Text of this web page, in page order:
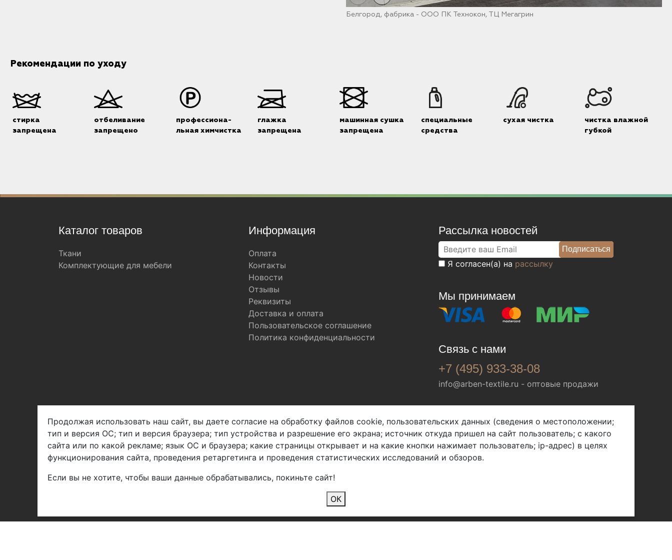
Белгород, фабрика - ООО ПК Технокон, ТЦ Мегагрин
Рекомендации по уходу
стирка
запрещена
отбеливание
запрещено
профессиона-
льная химчистка
глажка
запрещена
машинная сушка
запрещена
специальные
средства
сухая чистка
чистка влажной
губкой
Каталог товаров
Ткани
Комплектующие для мебели
Информация
Оплата
Контакты
Новости
Отзывы
Реквизиты
Доставка и оплата
Пользовательское соглашение
Политика конфиденциальности
Рассылка новостей
Я согласен(а) на рассылку
Мы принимаем
Связь с нами
+7 (495) 933-38-08
info@arben-textile.ru - оптовые продажи
Арбен текстиль г. Щелково, пер.
1-й Советский д.25, владение 2.
Мы в соц. сетях
Продолжая использовать наш сайт, вы даете согласие на обработку файлов cookie, пользовательских данных (сведения о местоположении;
тип и версия ОС; тип и версия браузера; тип устройства и разрешение его экрана; источник откуда пришел на сайт пользователь; с какого
сайта или по какой рекламе; язык ОС и браузера; какие страницы открывает и на какие кнопки нажимает пользователь; ip-адрес) в целях
функционирования сайта, проведения ретаргетинга и проведения статистических исследований и обзоров.
Если вы не хотите, чтобы ваши данные обрабатывались, покиньте сайт!
ОК